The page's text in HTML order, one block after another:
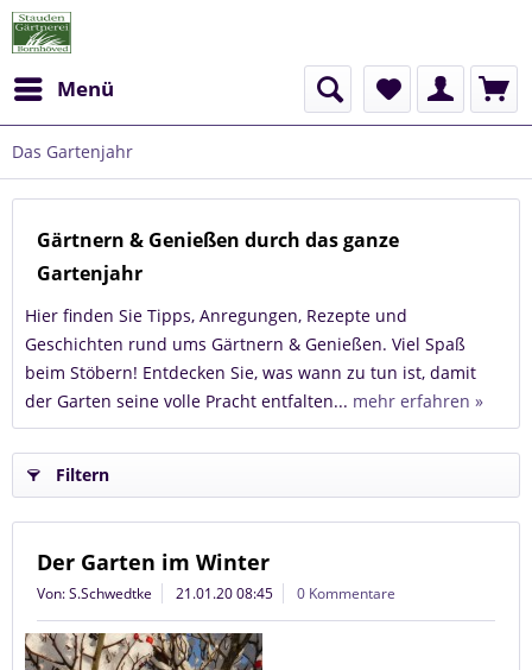
Menü
Das Gartenjahr
Gärtnern & Genießen durch das ganze
Gartenjahr
Hier finden Sie Tipps, Anregungen, Rezepte und
Geschichten rund ums Gärtnern & Genießen. Viel Spaß
beim Stöbern! Entdecken Sie, was wann zu tun ist, damit
der Garten seine volle Pracht entfalten... mehr erfahren »
Filtern
Der Garten im Winter
Von: S.Schwedtke 21.01.20 08:45 0 Kommentare